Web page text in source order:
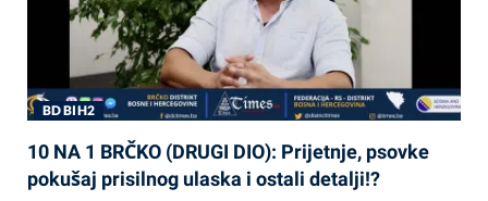
BD BIH2
10 NA 1 BRČKO (DRUGI DIO): Prijetnje, psovke
pokušaj prisilnog ulaska i ostali detalji!?